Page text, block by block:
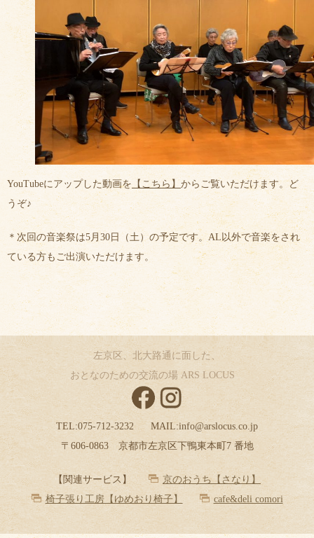
YouTubeにアップした動画を 【こちら】 からご覧いただけます。ど
うぞ♪
＊次回の音楽祭は5月30日（土）の予定です。AL以外で音楽をされ
ている方もご出演いただけます。
左京区、北大路通に面した、
おとなのための交流の場 ARS LOCUS
TEL:075-712-3232 MAIL:info@arslocus.co.jp
〒606-0863 京都市左京区下鴨東本町7 番地
【関連サービス】
京のおうち【さなり】
椅子張り工房【ゆめおり椅子】
cafe&deli comori